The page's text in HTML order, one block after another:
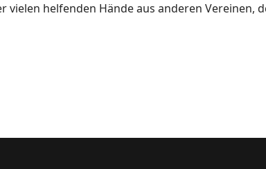
helfenden Hände aus anderen Vereinen,